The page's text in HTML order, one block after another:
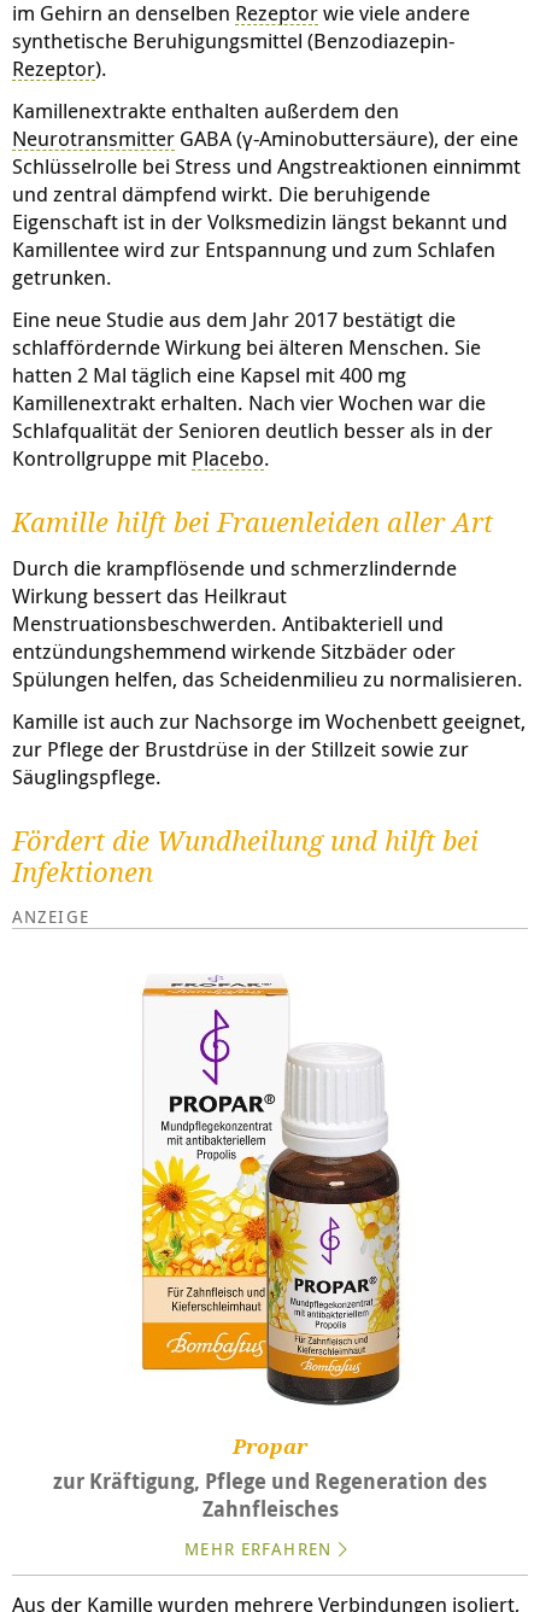
im Gehirn an denselben Rezeptorwie viele andere
synthetische Beruhigungsmittel (Benzodiazepin-
Rezeptor).
Kamillenextrakte enthalten außerdem den
Neurotransmitter GABA (γ-Aminobuttersäure), der eine
Schlüsselrolle bei Stress und Angstreaktionen einnimmt
und zentral dämpfend wirkt. Die beruhigende
Eigenschaft ist in der Volksmedizin längst bekannt und
Kamillentee wird zur Entspannung und zum Schlafen
getrunken.
Eine neue Studie aus dem Jahr 2017 bestätigt die
schlaffördernde Wirkung bei älteren Menschen. Sie
hatten 2 Mal täglich eine Kapsel mit 400 mg
Kamillenextrakt erhalten. Nach vier Wochen war die
Schlafqualität der Senioren deutlich besser als in der
Kontrollgruppe mit Placebo.
Kamille hilft bei Frauenleiden aller Art
Durch die krampflösende und schmerzlindernde
Wirkung bessert das Heilkraut
Menstruationsbeschwerden. Antibakteriell und
entzündungshemmend wirkende Sitzbäder oder
Spülungen helfen, das Scheidenmilieu zu normalisieren.
Kamille ist auch zur Nachsorge im Wochenbett geeignet,
zur Pflege der Brustdrüse in der Stillzeit sowie zur
Säuglingspflege.
Fördert die Wundheilung und hilft bei
Infektionen
Propar
zur Kräftigung, Pflege und Regeneration des
Zahnfleisches
MEHR ERFAHREN
Aus der Kamille wurden mehrere Verbindungen isoliert,